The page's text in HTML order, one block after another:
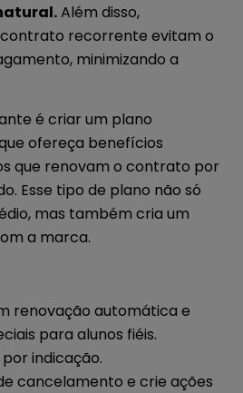
Além disso,
recorrente evitam o
minimizando a
é criar um plano
ofereça benefícios
que renovam o contrato por
Esse tipo de plano não só
mas também cria um
a marca.
renovação automática e
para alunos fiéis.
indicação.
cancelamento e crie ações